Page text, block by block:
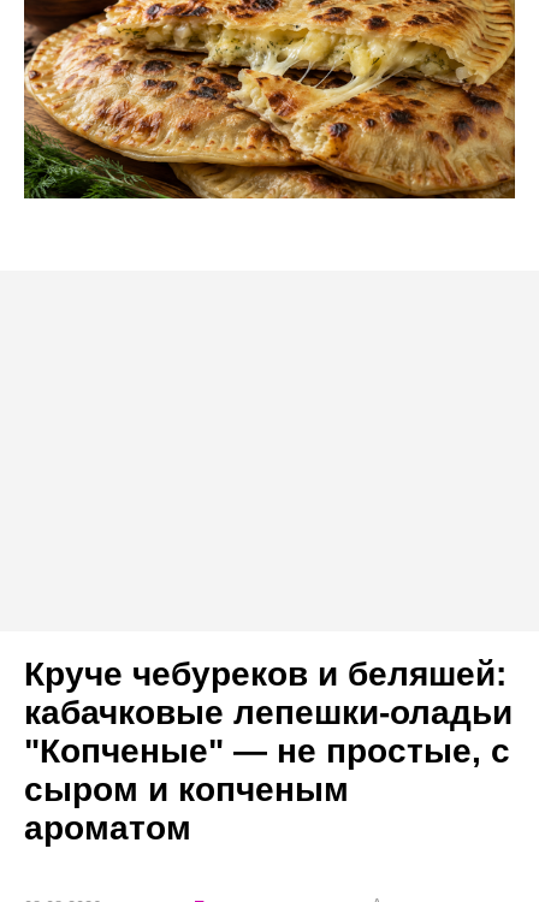
Круче чебуреков и беляшей:
кабачковые лепешки-оладьи
"Копченые" — не простые, с
сыром и копченым
ароматом